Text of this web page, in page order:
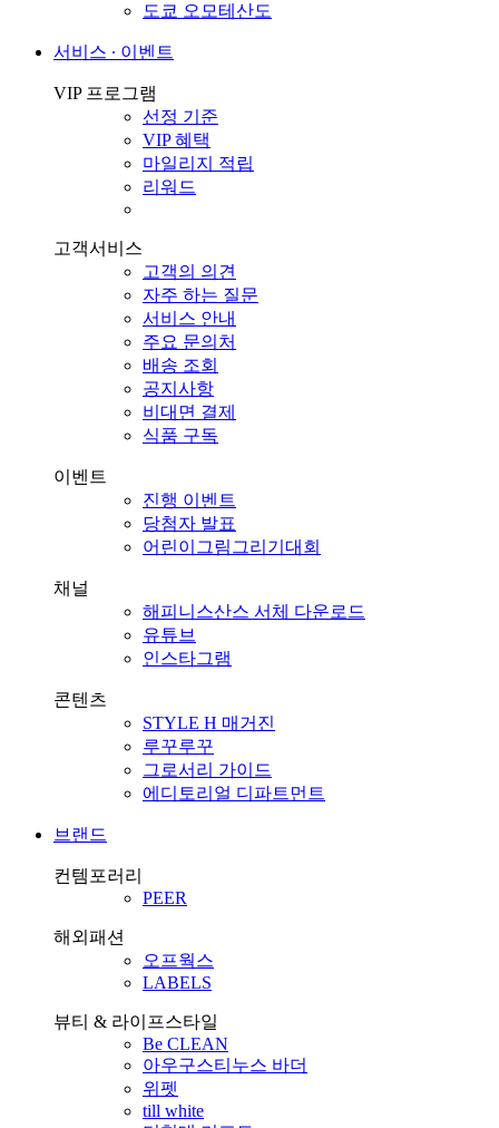
도쿄 오모테산도
서비스 ∙ 이벤트
VIP 프로그램
선정 기준
VIP 혜택
마일리지 적립
리워드
고객서비스
고객의 의견
자주 하는 질문
서비스 안내
주요 문의처
배송 조회
공지사항
비대면 결제
식품 구독
이벤트
진행 이벤트
당첨자 발표
어린이그림그리기대회
채널
해피니스산스 서체 다운로드
유튜브
인스타그램
콘텐츠
STYLE H 매거진
루꾸루꾸
그로서리 가이드
에디토리얼 디파트먼트
브랜드
컨템포러리
PEER
해외패션
오프웍스
LABELS
뷰티 & 라이프스타일
Be CLEAN
아우구스티누스 바더
위펫
till white